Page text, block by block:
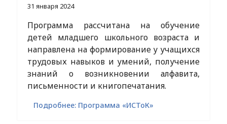
31 января 2024
Программа рассчитана на обучение
детей младшего школьного возраста и
направлена на формирование у учащихся
трудовых навыков и умений, получение
знаний о возникновении алфавита,
письменности и книгопечатания.
Подробнее: Программа «ИСТоК»